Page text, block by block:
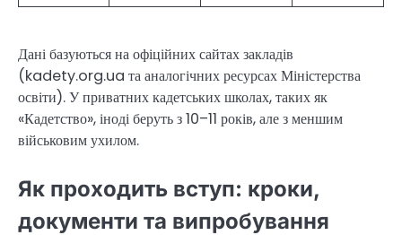
Дані базуються на офіційних сайтах закладів
(kadety.org.ua та аналогічних ресурсах Міністерства
освіти). У приватних кадетських школах, таких як
«Кадетство», іноді беруть з 10–11 років, але з меншим
військовим ухилом.
Як проходить вступ: кроки,
документи та випробування